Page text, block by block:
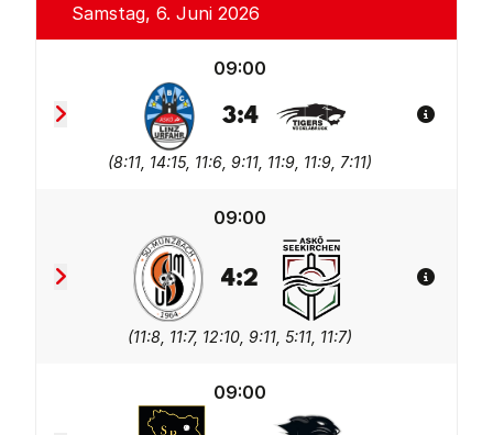
Samstag, 6. Juni 2026
09:00
FBC LINZ AG Urfahr 2
3:4 Union Tigers
(8:11, 14:15, 11:6, 9:11, 11:9, 11:9, 7:11)
Spiel
09:00
Sportunion Greisinger Münzbach
4:2 ASKÖ Seekirchen
(11:8, 11:7, 12:10, 9:11, 5:11, 11:7)
Spiel
09:00